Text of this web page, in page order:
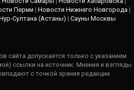
Перми | Новости Нижнего Новгорода |
Султана (Астаны) | Сауны Москвы
сайта допускается только с указанием
ссылки на источник. Мнения и взгляды
с точкой зрения редакции.